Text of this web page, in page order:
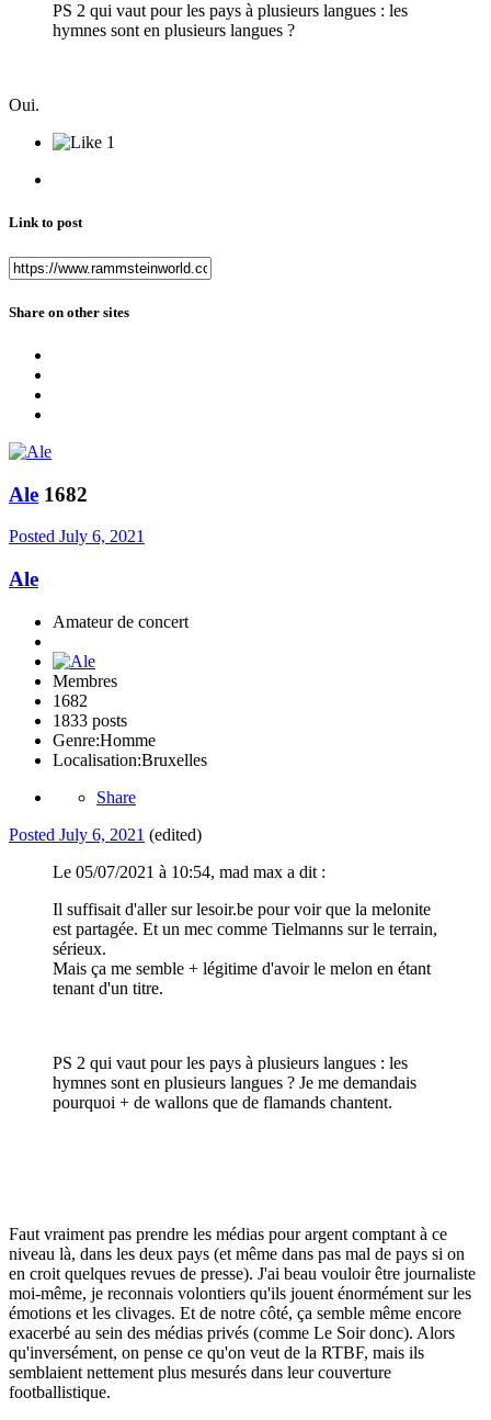
PS 2 qui vaut pour les pays à plusieurs langues : les
hymnes sont en plusieurs langues ?
Oui.
1
Link to post
Share on other sites
Ale 1682
Posted July 6, 2021
Ale
Amateur de concert
Membres
1682
1833 posts
Genre:Homme
Localisation:Bruxelles
Share
Posted July 6, 2021 (edited)
Le 05/07/2021 à 10:54, mad max a dit :
Il suffisait d'aller sur lesoir.be pour voir que la melonite
est partagée. Et un mec comme Tielmanns sur le terrain,
sérieux.
Mais ça me semble + légitime d'avoir le melon en étant
tenant d'un titre.
PS 2 qui vaut pour les pays à plusieurs langues : les
hymnes sont en plusieurs langues ? Je me demandais
pourquoi + de wallons que de flamands chantent.
Faut vraiment pas prendre les médias pour argent comptant à ce
niveau là, dans les deux pays (et même dans pas mal de pays si on
en croit quelques revues de presse). J'ai beau vouloir être journaliste
moi-même, je reconnais volontiers qu'ils jouent énormément sur les
émotions et les clivages. Et de notre côté, ça semble même encore
exacerbé au sein des médias privés (comme Le Soir donc). Alors
qu'inversément, on pense ce qu'on veut de la RTBF, mais ils
semblaient nettement plus mesurés dans leur couverture
footballistique.